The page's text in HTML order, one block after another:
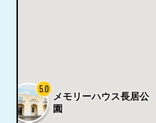
メモリーハウス長居公
園
5.0